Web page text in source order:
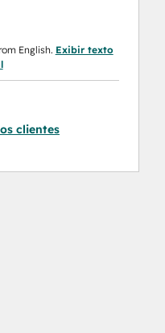
English. Exibir texto
clientes